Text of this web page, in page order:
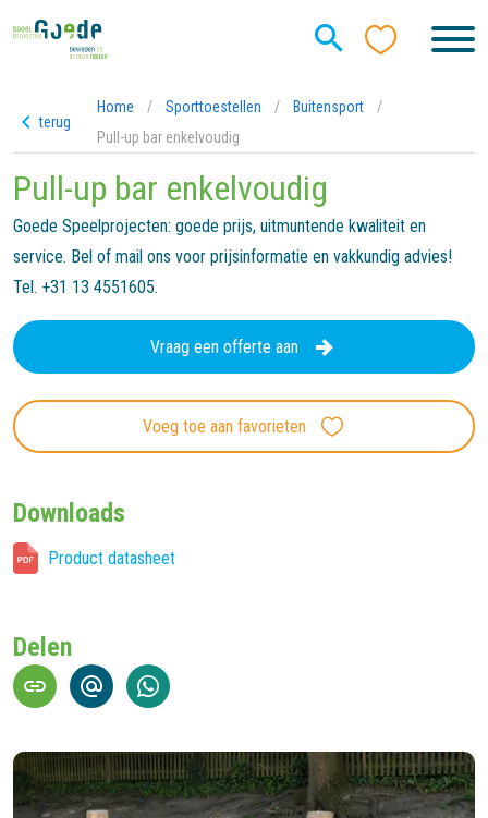
terug
Home / Sporttoestellen / Buitensport
/
Pull-up bar enkelvoudig
Pull-up bar enkelvoudig
Goede Speelprojecten: goede prijs, uitmuntende kwaliteit en
service. Bel of mail ons voor prijsinformatie en vakkundig advies!
Tel. +31 13 4551605.
Vraag een offerte aan
Voeg toe aan favorieten
Downloads
Product datasheet
Delen